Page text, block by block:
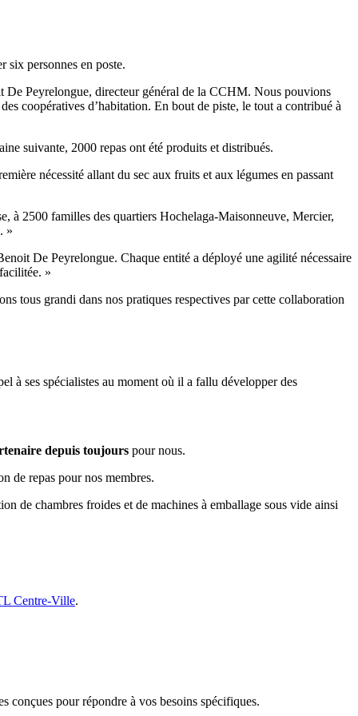
personnes en poste.
De Peyrelongue, directeur général de la CCHM. Nous pouvions
coopératives d’habitation. En bout de piste, le tout a contribué à
suivante, 2000 repas ont été produits et distribués.
nécessité allant du sec aux fruits et aux légumes en passant
à 2500 familles des quartiers Hochelaga-Maisonneuve, Mercier,
»
De Peyrelongue. Chaque entité a déployé une agilité nécessaire
»
tous grandi dans nos pratiques respectives par cette collaboration
à ses spécialistes au moment où il a fallu développer des
depuis toujours pour nous.
de repas pour nos membres.
de chambres froides et de machines à emballage sous vide ainsi
Centre-Ville.
conçues pour répondre à vos besoins spécifiques.